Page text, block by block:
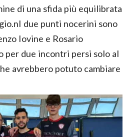
di una sfida più equilibrata
due punti nocerini sono
Iovine e Rosario
per due incontri persi solo al
avrebbero potuto cambiare